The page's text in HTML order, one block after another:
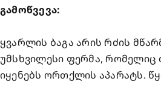
გამოწვევა:
ყვარლის ბაგა არის რძის
უმსხვილესი ფერმა, რომელიც
იყენებს ორთქლის აპარატს.